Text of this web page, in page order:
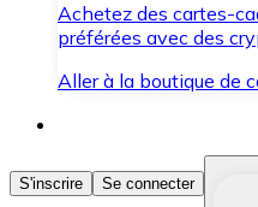
Achetez des cartes-
préférées avec des
Aller à la boutique de
Acheter des
S'inscrire Se connecter